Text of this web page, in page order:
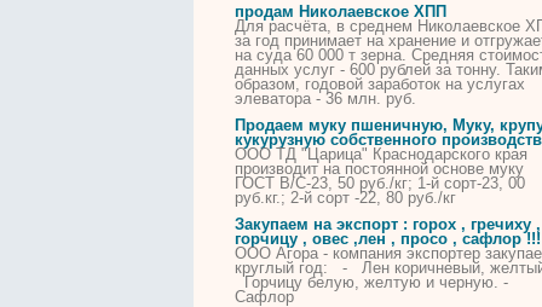
продам Николаевское ХПП
Для расчёта, в среднем Николаевское
за год принимает нахранение и
на суда60 000 т зерна. Средняя
данных услуг - 600 рублей за тонну.
образом, годовой заработок на услугах
элеватора - 36 млн. руб.
Продаем муку пшеничную, Муку,
кукурузную собственного
ООО ТД "Царица" Краснодарского края
производит на постоянной основе муку
ГОСТ В/С-23, 50 руб./кг; 1-й сорт-23, 00
руб.кг.; 2-й сорт -22, 80 руб./кг
Закупаем на экспорт : горох , гречиху ,
горчицу , овес ,лен , просо , сафлор !!!
ООО Агора - компания экспортер
круглый год: - Лен коричневый,
Горчицу белую, желтую и черную. -
Сафлор